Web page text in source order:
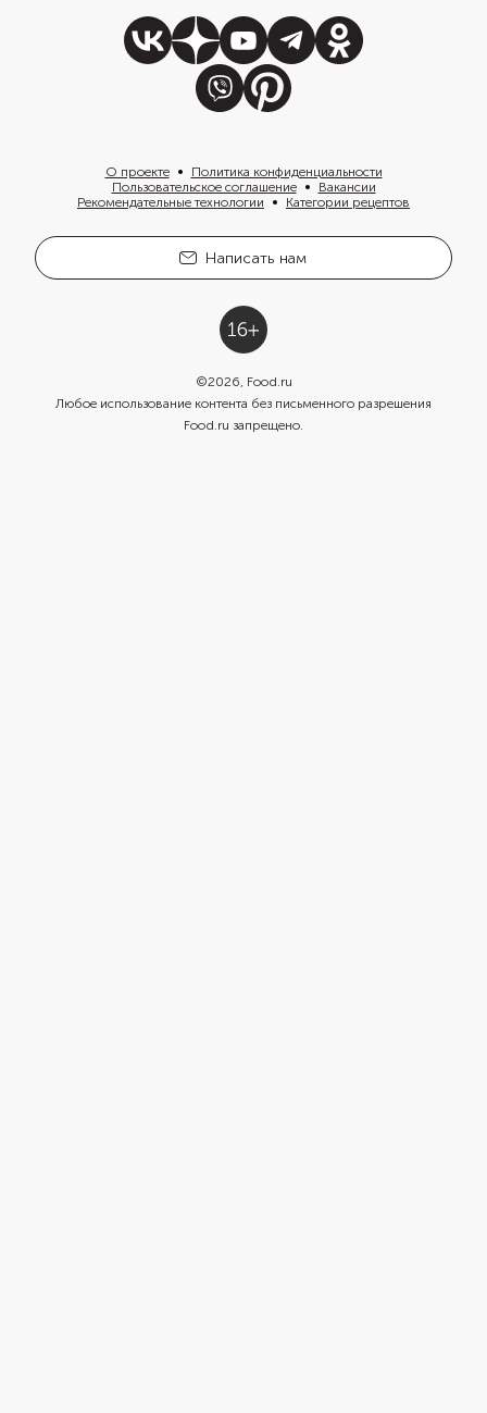
О проекте
Политика конфиденциальности
Пользовательское соглашение
Вакансии
Рекомендательные технологии
Категории рецептов
Написать нам
©2026, Food.ru
Любое использование контента без письменного разрешения
Food.ru запрещено.